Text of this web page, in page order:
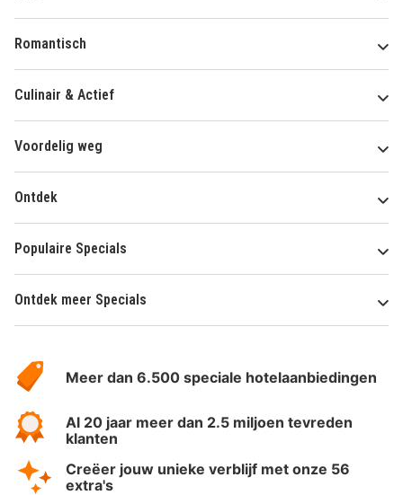
Romantisch
Culinair & Actief
Voordelig weg
Ontdek
Populaire Specials
Ontdek meer Specials
HotelSpecials
Meer dan 6.500 speciale hotelaanbiedingen
Al 20 jaar meer dan 2.5 miljoen tevreden
klanten
Creëer jouw unieke verblijf met onze 56
extra's